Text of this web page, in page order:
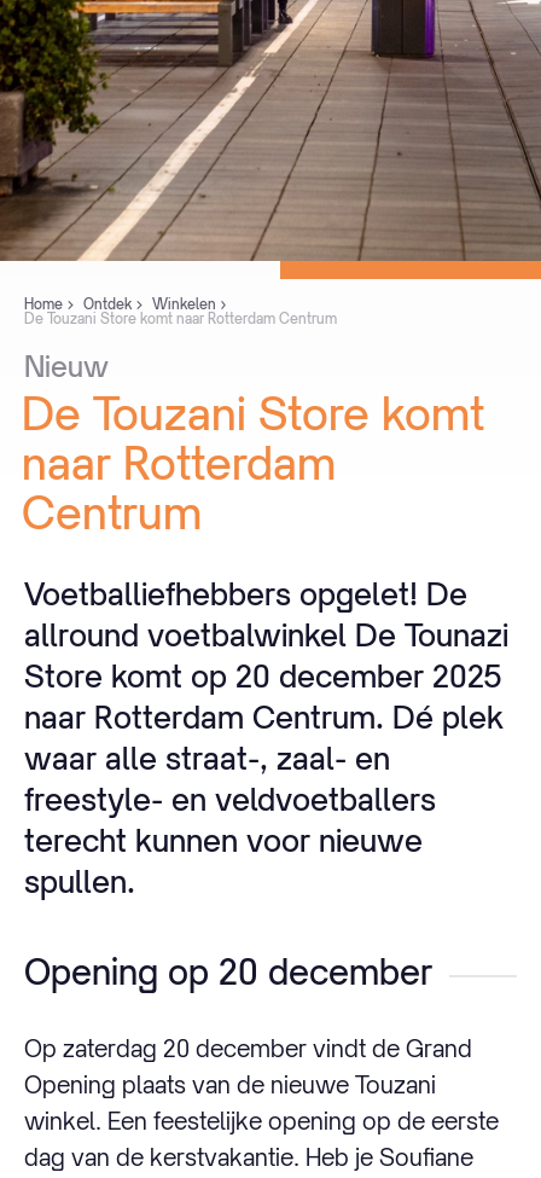
Home Ontdek
Winkelen
De Touzani Store komt naar Rotterdam Centrum
Nieuw
De Touzani Store komt
naar Rotterdam
Centrum
Voetballiefhebbers opgelet! De
allround voetbalwinkel De Tounazi
Store komt op 20 december 2025
naar Rotterdam Centrum. Dé plek
waar alle straat-, zaal- en
freestyle- en veldvoetballers
terecht kunnen voor nieuwe
spullen.
Opening op 20 december
Op zaterdag 20 december vindt de Grand
Opening plaats van de nieuwe Touzani
winkel. Een feestelijke opening op de eerste
dag van de kerstvakantie. Heb je Soufiane